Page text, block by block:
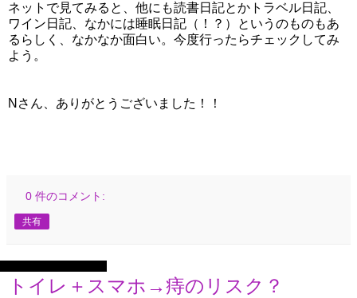
ネットで見てみると、他にも読書日記とかトラベル日記、
ワイン日記、なかには睡眠日記（！？）というのものもあ
るらしく、なかなか面白い。今度行ったらチェックしてみ
よう。
Nさん、ありがとうございました！！
0 件のコメント:
共有
トイレ＋スマホ→痔のリスク？